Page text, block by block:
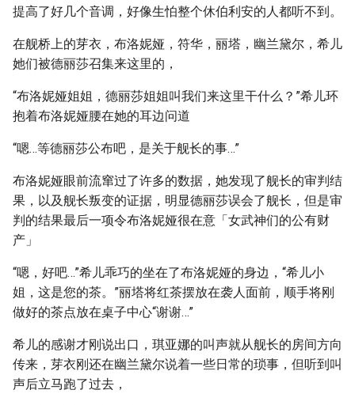
提高了好几个音调，好像生怕整个休伯利安的人都听不到。
在舰桥上的芽衣，布洛妮娅，符华，丽塔，幽兰黛尔，希儿
她们被德丽莎召集来这里的，
“布洛妮娅姐姐，德丽莎姐姐叫我们来这里干什么？”希儿环
抱着布洛妮娅腰在她的耳边问道
“嗯…等德丽莎公布吧，是关于舰长的事…”
布洛妮娅眼前流窜过了许多的数据，她发现了舰长的审判结
果，以及舰长叛变的证据，明显德丽莎误会了舰长，但是审
判的结果最后一项令布洛妮娅很在意「女武神们的公有财
产」
“嗯，好吧…”希儿乖巧的坐在了布洛妮娅的身边，“希儿小
姐，这是您的茶。”丽塔将红茶摆放在袭人面前，顺手将刚
做好的茶点放在桌子中心“谢谢…”
希儿的感谢才刚说出口，琪亚娜的叫声就从舰长的房间方向
传来，芽衣刚还在幽兰黛尔说着一些日常的琐事，但听到叫
声后立马跑了过去，